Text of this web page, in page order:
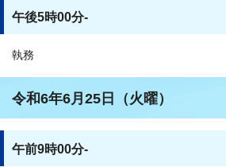
午後5時00分-
執務
令和6年6月25日（火曜）
午前9時00分-